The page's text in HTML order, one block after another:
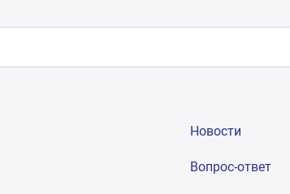
Новости
Вопрос-ответ